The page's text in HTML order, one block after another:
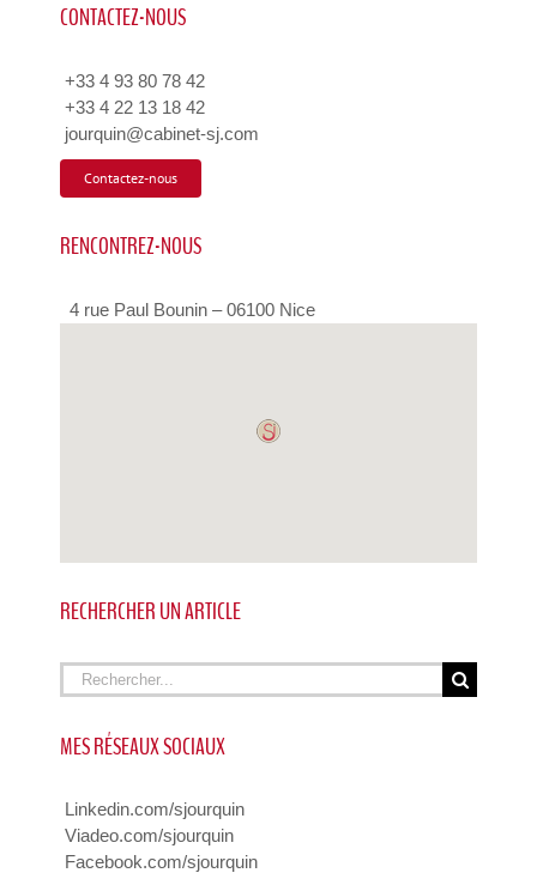
CONTACTEZ-NOUS
+33 4 93 80 78 42
+33 4 22 13 18 42
jourquin@cabinet-sj.com
Contactez-nous
RENCONTREZ-NOUS
4 rue Paul Bounin – 06100 Nice
RECHERCHER UN ARTICLE
Rechercher
MES RÉSEAUX SOCIAUX
Linkedin.com/sjourquin
Viadeo.com/sjourquin
Facebook.com/sjourquin